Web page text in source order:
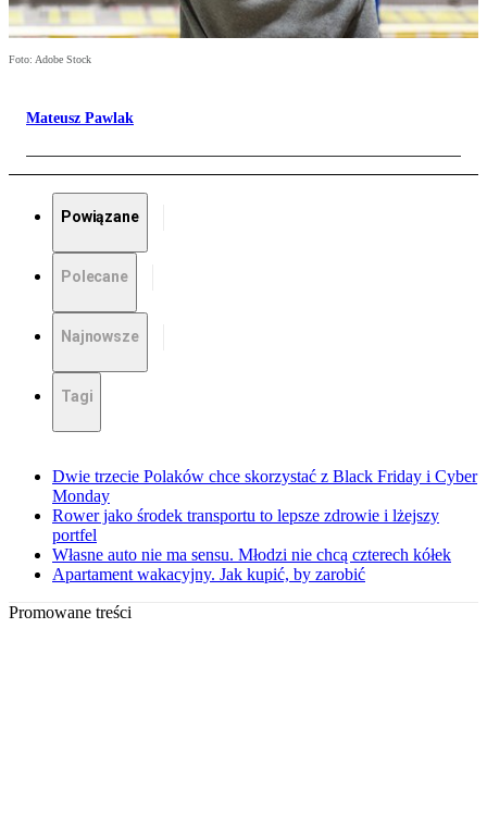
Foto: Adobe Stock
Mateusz Pawlak
Powiązane
Polecane
Najnowsze
Tagi
Dwie trzecie Polaków chce skorzystać z Black Friday i Cyber
Monday
Rower jako środek transportu to lepsze zdrowie i lżejszy
portfel
Własne auto nie ma sensu. Młodzi nie chcą czterech kółek
Apartament wakacyjny. Jak kupić, by zarobić
Promowane treści